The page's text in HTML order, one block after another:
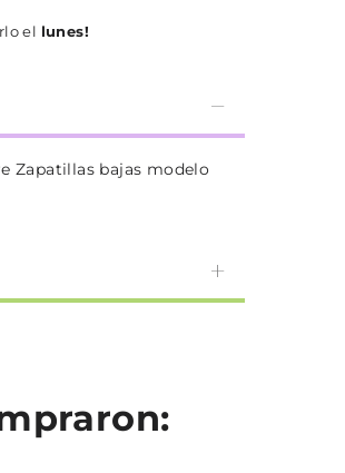
el lunes!
Zapatillas bajas modelo